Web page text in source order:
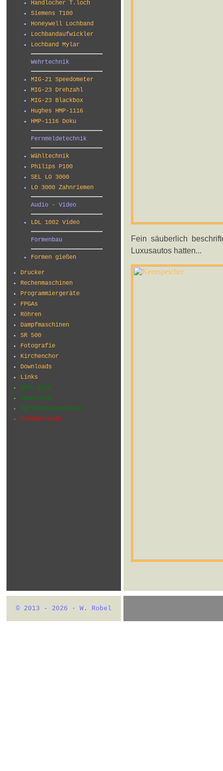
Handlocher T.loch
Siemens T100
Honeywell Lochband
Lochbandaufwickler
Lochband Mylar
Wehrtechnik
MIG-21 Speedometer
MIG-23 Drehzahl
MIG-23 Blackbox
Hughes HMP-1116
HMP-1116 Doku
Fernmeldetechnik
Wähltechnik
Philips P100
SEL LO 3000
LO 3000 Zahnriemen
Audio - Video
LDL 1002 Video
Formenbau
Formen gießen
Drucker
Rechenmaschinen
Programmiergeräte
FPGAs
Röhren
Dampfmaschinen
SR 500
Fotografie
Kirchenchor
Downloads
Links
Über mich
Impressum
Haftungsausschluss
Urheberrecht
Fein säuberlich
Luxusautos hatten...
© 2013 - 2026 · W. Robel